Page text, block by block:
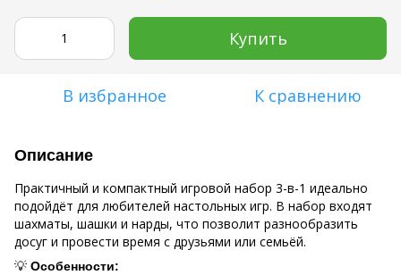
Купить
В избранное К сравнению
Описание
Практичный и компактный игровой набор 3-в-1 идеально
подойдёт для любителей настольных игр. В набор входят
шахматы, шашки и нарды, что позволит разнообразить
досуг и провести время с друзьями или семьёй.
💡 Особенности: